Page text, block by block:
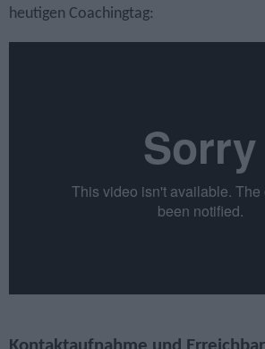
heutigen Coachingtag: